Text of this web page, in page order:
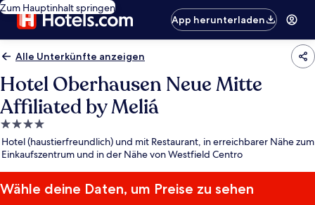
Zum Hauptinhalt springen
App herunterladen
Alle Unterkünfte anzeigen
Hotel Oberhausen Neue Mitte
Affiliated by Meliá
4.0-
Sterne-
Unterkunft
Hotel (haustierfreundlich) und mit Restaurant, in erreichbarer Nähe zum
Einkaufszentrum und in der Nähe von Westfield Centro
Wähle deine Daten, um Preise zu sehen